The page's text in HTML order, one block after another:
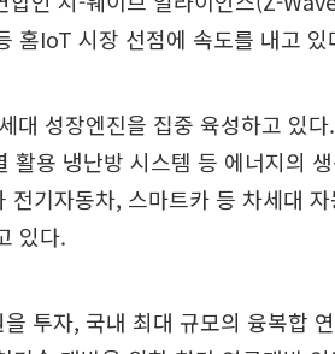
홈IoT 시장 선점에 속도를 내고 있
대 성장엔진을 집중 육성하고 있
활용 냉난방 시스템 등 에너지의
기자동차, 스마트카 등 차세대
있다.
투자, 국내 최대 규모의 융복합